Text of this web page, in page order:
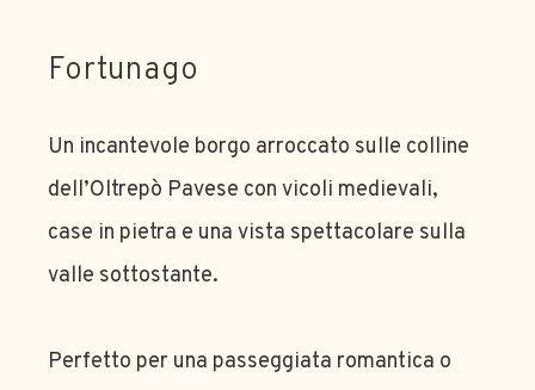
Fortunago
Un incantevole borgo arroccato sulle colline
dell’Oltrepò Pavese con vicoli medievali,
case in pietra e una vista spettacolare sulla
valle sottostante.
Perfetto per una passeggiata romantica o